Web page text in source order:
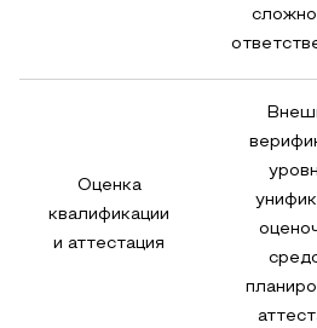
Оценка
квалификации
и аттестация